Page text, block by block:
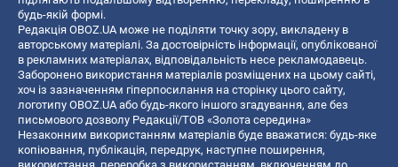
будь-якій формі.
Редакція OBOZ.UA може не поділяти точку зору, викладену в
авторському матеріалі. За достовірність інформації, опублікованої
в рекламних матеріалах, відповідальність несе рекламодавець.
Заборонено використання матеріалів розміщених на цьому сайті,
хоч із зазначенням гіперпосилання на сторінку цього сайту,
логотипу OBOZ.UA або будь-якого іншого згадування, але без
письмового дозволу Редакції/ТОВ «Золота середина»
Незаконним використанням матеріалів буде вважатися: будь-яке
копiювання, публiкацiя, передрук, наступне поширення,